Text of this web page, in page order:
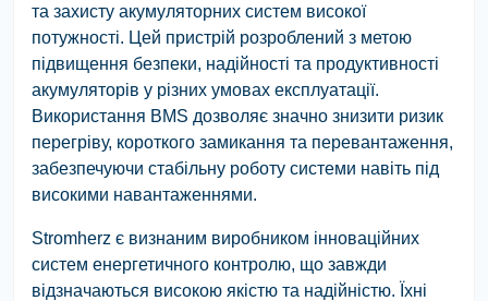
та захисту акумуляторних систем високої
потужності. Цей пристрій розроблений з метою
підвищення безпеки, надійності та продуктивності
акумуляторів у різних умовах експлуатації.
Використання BMS дозволяє значно знизити ризик
перегріву, короткого замикання та перевантаження,
забезпечуючи стабільну роботу системи навіть під
високими навантаженнями.
Stromherz є визнаним виробником інноваційних
систем енергетичного контролю, що завжди
відзначаються високою якістю та надійністю. Їхні